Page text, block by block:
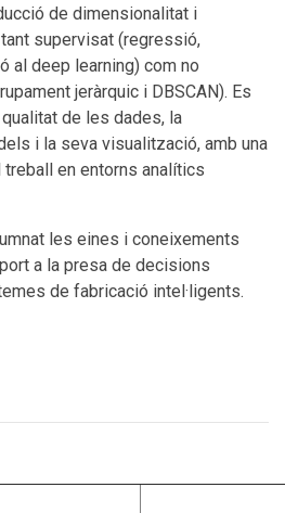
de dimensionalitat i
supervisat (regressió,
al deep learning) com no
jeràrquic i DBSCAN). Es
de les dades, la
i la seva visualització, amb una
en entorns analítics
les eines i coneixements
a la presa de decisions
de fabricació intel·ligents.